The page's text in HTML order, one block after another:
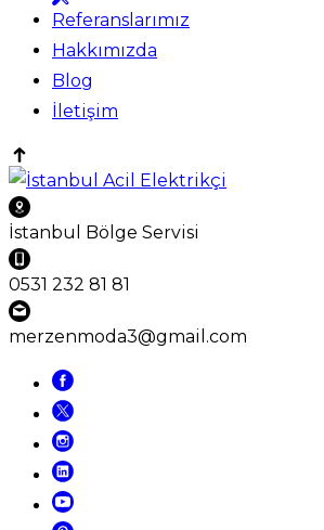
Referanslarımız
Hakkımızda
Blog
İletişim
İstanbul Bölge Servisi
0531 232 81 81
merzenmoda3@gmail.com